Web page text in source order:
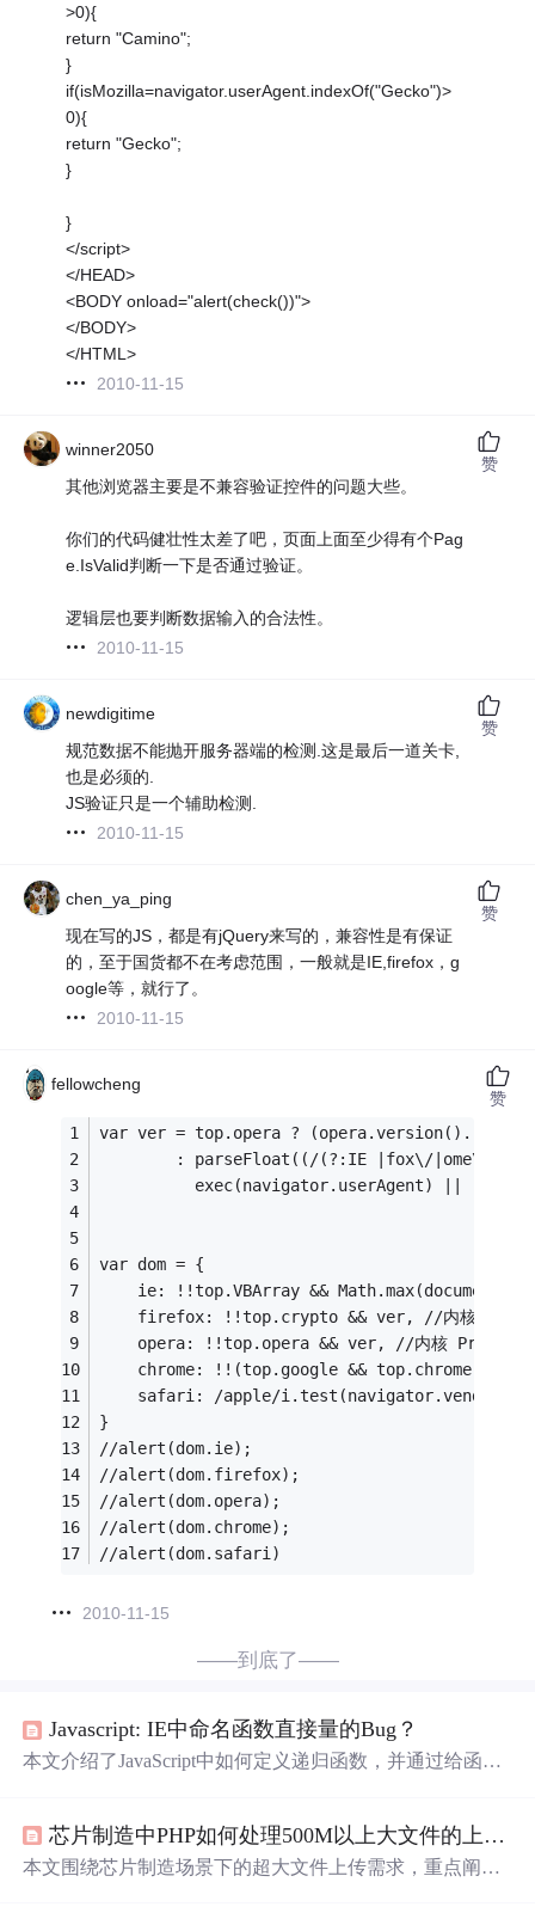
>0){
return "Camino";
}
if(isMozilla=navigator.userAgent.indexOf("Gecko")>
0){
return "Gecko";
}
}
</script>
</HEAD>
<BODY onload="alert(check())">
</BODY>
</HTML>
2010-11-15
winner2050
其他浏览器主要是不兼容验证控件的问题大些。
你们的代码健壮性太差了吧，页面上面至少得有个Pag
e.IsValid判断一下是否通过验证。
逻辑层也要判断数据输入的合法性。
2010-11-15
赞
newdigitime
规范数据不能抛开服务器端的检测.这是最后一道关卡,
也是必须的.
JS验证只是一个辅助检测.
2010-11-15
赞
chen_ya_ping
现在写的JS，都是有jQuery来写的，兼容性是有保证
的，至于国货都不在考虑范围，一般就是IE,firefox，g
oogle等，就行了。
2010-11-15
赞
fellowcheng
var ver = top.opera ?
: parseFloat((/(?:IE |fox\/|ome\/
exec(navigator.userAgent) || [,
var dom = {
ie: !!top.VBArray &&
    firefox: !!top.crypto && ver, //内核Gecko
opera: !!top.opera && ver, //内核 Presto
chrome: !!(top.google && top.chrome) &&
safari: /apple/i.test(navigator.vendor)
}
//alert(dom.ie);
//alert(dom.firefox);
//alert(dom.opera);
//alert(dom.chrome);
//alert(dom.safari)
2010-11-15
赞
——到底了——
Javascript: IE中命名函数直接量的Bug？
本文介绍了JavaScript中如何定义递归函数，并通过给函数
芯片制造中PHP如何处理500M以上大文件的上传？
本文围绕芯片制造场景下的超大文件上传需求，重点阐述